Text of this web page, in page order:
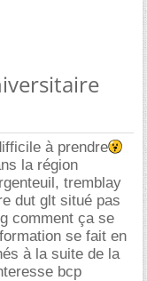
à prendre
la région
tremblay
dut glt situé pas
comment ça se
se fait en
à la suite de la
bcp